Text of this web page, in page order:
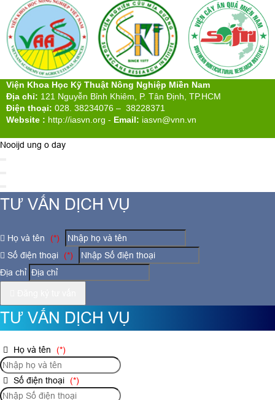
Viện Khoa Học Kỹ Thuật Nông Nghiệp Miền Nam
Địa chỉ: 121 Nguyễn Bỉnh Khiêm, P. Tân Định, TP.HCM
Điện thoại: 028. 38234076 – 38228371
Website : http://iasvn.org - Email: iasvn@vnn.vn
Nooijd ung o day
TƯ VẤN DỊCH VỤ
Họ và tên
(*)
Số điện thoại
(*)
Địa chỉ
TƯ VẤN DỊCH VỤ
Họ và tên (*)
Số điện thoại (*)